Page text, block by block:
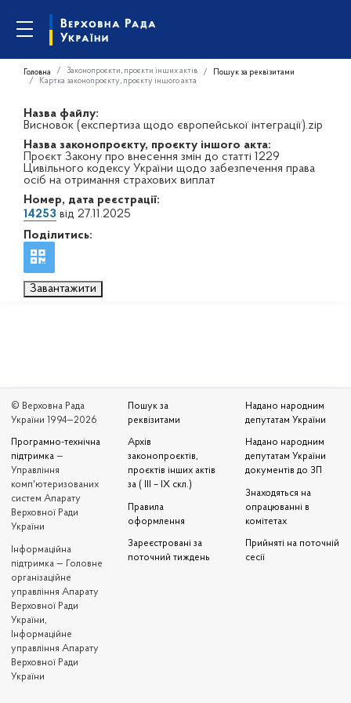
Головна Законопроєкти, проєкти інших актів
Пошук за реквізитами
Картка законопроєкту, проєкту іншого акта
Назва файлу:
Висновок (експертиза щодо європейської інтеграції).zip
Назва законопроєкту, проєкту іншого акта:
Проєкт Закону про внесення змін до статті 1229
Цивільного кодексу України щодо забезпечення права
осіб на отримання страхових виплат
Номер, дата реєстрації:
14253 від 27.11.2025
Поділитись:
Завантажити
© Верховна Рада
України 1994—2026
Програмно-технічна
підтримка —
Управління
комп'ютеризованих
систем Апарату
Верховної Ради
України
Iнформаційна
підтримка — Головне
організаційне
управління Апарату
Верховної Ради
України,
Інформаційне
управління Апарату
Верховної Ради
України
Пошук за
реквізитами
Архів
законопроєктів,
проєктів інших актів
за ( III – IX скл.)
Правила
оформлення
Зареєстровані за
поточний тиждень
Надано народним
депутатам України
Надано народним
депутатам України
документів до ЗП
Знаходяться на
опрацюванні в
комітетах
Прийняті на поточній
сесії